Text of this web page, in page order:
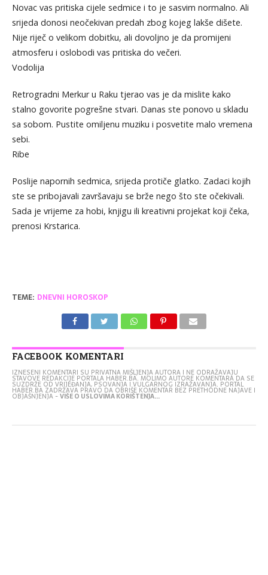
Novac vas pritiska cijele sedmice i to je sasvim normalno. Ali
srijeda donosi neočekivan predah zbog kojeg lakše dišete.
Nije riječ o velikom dobitku, ali dovoljno je da promijeni
atmosferu i oslobodi vas pritiska do večeri.
Vodolija
Retrogradni Merkur u Raku tjerao vas je da mislite kako
stalno govorite pogrešne stvari. Danas ste ponovo u skladu
sa sobom. Pustite omiljenu muziku i posvetite malo vremena
sebi.
Ribe
Poslije napornih sedmica, srijeda protiče glatko. Zadaci kojih
ste se pribojavali završavaju se brže nego što ste očekivali.
Sada je vrijeme za hobi, knjigu ili kreativni projekat koji čeka,
prenosi Krstarica.
TEME: DNEVNI HOROSKOP
FACEBOOK KOMENTARI
IZNESENI KOMENTARI SU PRIVATNA MIŠLJENJA AUTORA I NE ODRAŽAVAJU
STAVOVE REDAKCIJE PORTALA HABER.BA. MOLIMO AUTORE KOMENTARA DA SE
SUZDRŽE OD VRIJEĐANJA, PSOVANJA I VULGARNOG IZRAŽAVANJA. PORTAL
HABER.BA ZADRŽAVA PRAVO DA OBRIŠE KOMENTAR BEZ PRETHODNE NAJAVE I
OBJAŠNJENJA -VIŠE O USLOVIMA KORIŠTENJA...